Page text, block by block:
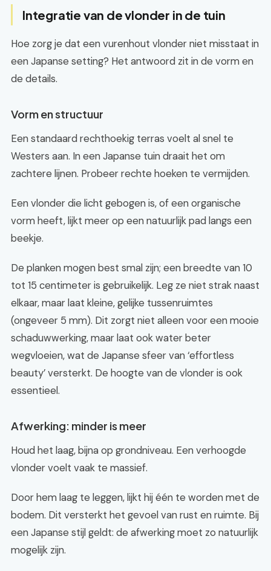
Integratie van de vlonder in de tuin
Hoe zorg je dat een vurenhout vlonder niet misstaat in
een Japanse setting? Het antwoord zit in de vorm en
de details.
Vorm en structuur
Een standaard rechthoekig terras voelt al snel te
Westers aan. In een Japanse tuin draait het om
zachtere lijnen. Probeer rechte hoeken te vermijden.
Een vlonder die licht gebogen is, of een organische
vorm heeft, lijkt meer op een natuurlijk pad langs een
beekje.
De planken mogen best smal zijn; een breedte van 10
tot 15 centimeter is gebruikelijk. Leg ze niet strak naast
elkaar, maar laat kleine, gelijke tussenruimtes
(ongeveer 5 mm). Dit zorgt niet alleen voor een mooie
schaduwwerking, maar laat ook water beter
wegvloeien, wat de Japanse sfeer van ‘effortless
beauty’ versterkt. De hoogte van de vlonder is ook
essentieel.
Afwerking: minder is meer
Houd het laag, bijna op grondniveau. Een verhoogde
vlonder voelt vaak te massief.
Door hem laag te leggen, lijkt hij één te worden met de
bodem. Dit versterkt het gevoel van rust en ruimte. Bij
een Japanse stijl geldt: de afwerking moet zo natuurlijk
mogelijk zijn.